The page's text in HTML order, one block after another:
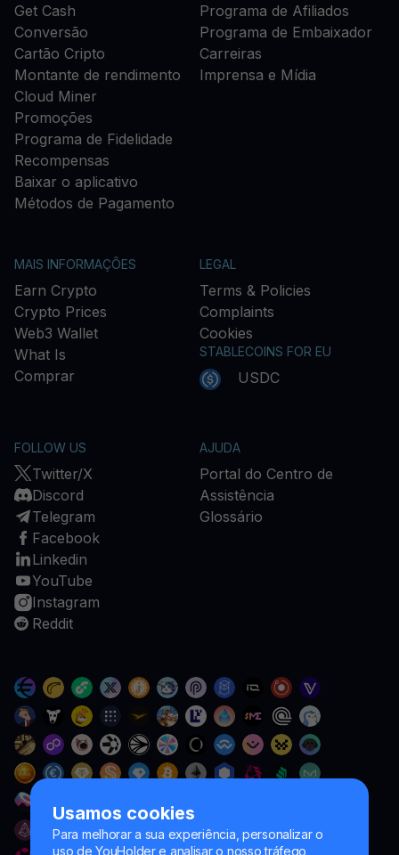
Usamos cookies
Para melhorar a sua experiência, personalizar o
uso de YouHolder e analisar o nosso tráfego,
Get Cash
Conversão
Cartão Cripto
Montante de rendimento
Cloud Miner
Promoções
Programa de Fidelidade
Recompensas
Baixar o aplicativo
Métodos de Pagamento
Programa de Afiliados
Programa de Embaixador
Carreiras
Imprensa e Mídia
MAIS INFORMAÇÕES
Earn Crypto
Crypto Prices
Web3 Wallet
What Is
Comprar
LEGAL
Terms & Policies
Complaints
Cookies
STABLECOINS FOR EU
USDC
FOLLOW US
Twitter/X
Discord
Telegram
Facebook
Linkedin
YouTube
Instagram
Reddit
AJUDA
Portal do Centro de
Assistência
Glossário